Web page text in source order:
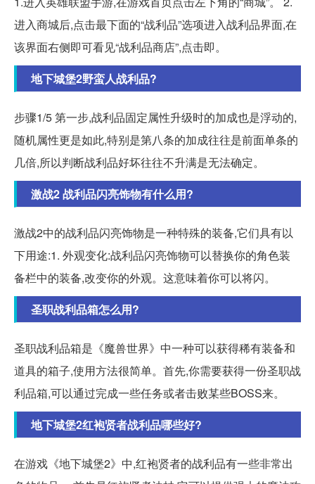
进入商城后,点击最下面的“战利品”选项进入战利品界面,在
该界面右侧即可看见“战利品商店”,点击即。
地下城堡2野蛮人战利品?
步骤1/5 第一步,战利品固定属性升级时的加成也是浮动的,
随机属性更是如此,特别是第八条的加成往往是前面单条的
几倍,所以判断战利品好坏往往不升满是无法确定。
激战2 战利品闪亮饰物有什么用?
激战2中的战利品闪亮饰物是一种特殊的装备,它们具有以
下用途:1. 外观变化:战利品闪亮饰物可以替换你的角色装
备栏中的装备,改变你的外观。这意味着你可以将闪。
圣职战利品箱怎么用?
圣职战利品箱是《魔兽世界》中一种可以获得稀有装备和
道具的箱子,使用方法很简单。首先,你需要获得一份圣职战
利品箱,可以通过完成一些任务或者击败某些BOSS来。
地下城堡2红袍贤者战利品哪些好?
在游戏《地下城堡2》中,红袍贤者的战利品有一些非常出